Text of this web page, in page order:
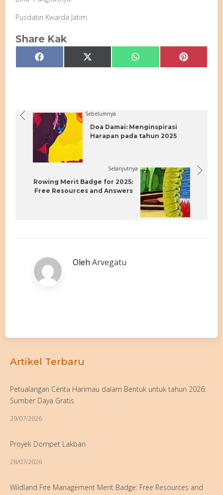
Pusdatin Kwarda Jatim
Share Kak
Share
on
Facebook Share
on
X
(Twitter)
Share
on
WhatsApp Share
on
Pinterest
Sebelumnya
Doa Damai: Menginspirasi
Harapan pada tahun 2025
Selanjutnya
Rowing Merit Badge for 2025:
Free Resources and Answers
Oleh Arvegatu
Artikel Terbaru
Petualangan Cerita Harimau dalam Bentuk untuk tahun 2026:
Sumber Daya Gratis
29/07/2026
Proyek Dompet Lakban
28/07/2026
Wildland Fire Management Merit Badge: Free Resources and